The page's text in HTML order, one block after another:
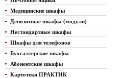
Медицинские шкафы
Депозитные шкафы (модули)
Нестандартные шкафы
Шкафы для телефонов
Бухгалтерские шкафы
Абонентские шкафы
Картотеки ПРАКТИК